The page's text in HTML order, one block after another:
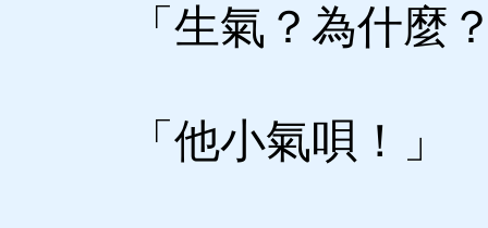
「生氣？為什麼
「他小氣唄！」